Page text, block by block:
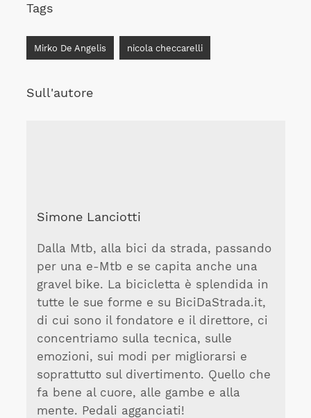
Tags
Mirko De Angelis nicola checcarelli
Sull'autore
Simone Lanciotti
Dalla Mtb, alla bici da strada, passando
per una e-Mtb e se capita anche una
gravel bike. La bicicletta è splendida in
tutte le sue forme e su BiciDaStrada.it,
di cui sono il fondatore e il direttore, ci
concentriamo sulla tecnica, sulle
emozioni, sui modi per migliorarsi e
soprattutto sul divertimento. Quello che
fa bene al cuore, alle gambe e alla
mente. Pedali agganciati!